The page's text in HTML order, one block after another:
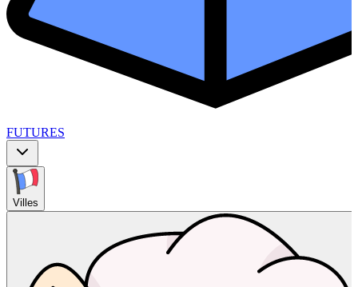
FUTURES
Villes